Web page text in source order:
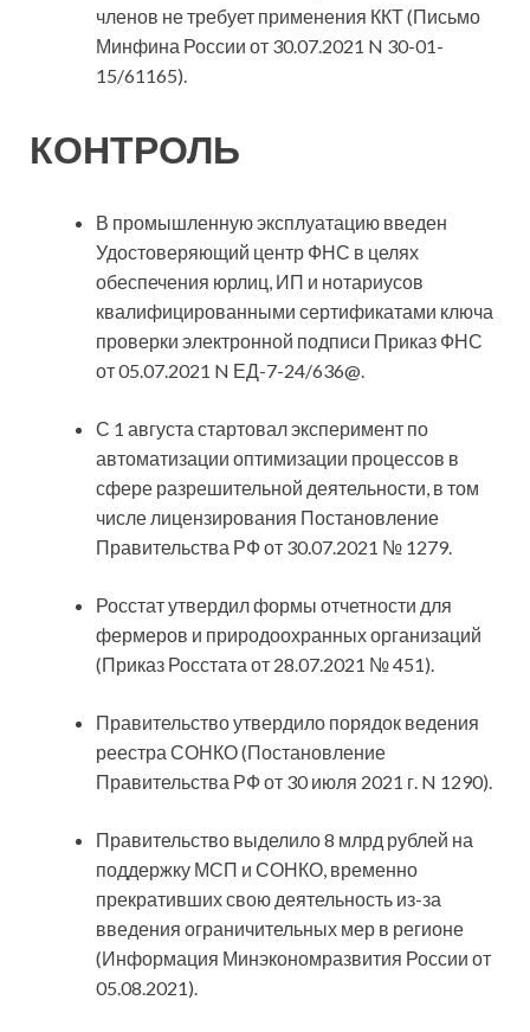
членов не требует применения ККТ (Письмо
Минфина России от 30.07.2021 N 30-01-
15/61165).
КОНТРОЛЬ
В промышленную эксплуатацию введен
Удостоверяющий центр ФНС в целях
обеспечения юрлиц, ИП и нотариусов
квалифицированными сертификатами ключа
проверки электронной подписи Приказ ФНС
от 05.07.2021 N ЕД-7-24/636@.
С 1 августа стартовал эксперимент по
автоматизации оптимизации процессов в
сфере разрешительной деятельности, в том
числе лицензирования Постановление
Правительства РФ от 30.07.2021 № 1279.
Росстат утвердил формы отчетности для
фермеров и природоохранных организаций
(Приказ Росстата от 28.07.2021 № 451).
Правительство утвердило порядок ведения
реестра СОНКО (Постановление
Правительства РФ от 30 июля 2021 г. N 1290).
Правительство выделило 8 млрд рублей на
поддержку МСП и СОНКО, временно
прекративших свою деятельность из-за
введения ограничительных мер в регионе
(Информация Минэкономразвития России от
05.08.2021).